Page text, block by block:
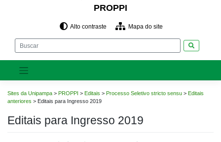
PROPPI
Alto contraste Mapa do site
Sites da Unipampa > PROPPI > Editais > Processo Seletivo stricto sensu > Editais
anteriores > Editais para Ingresso 2019
Editais para Ingresso 2019